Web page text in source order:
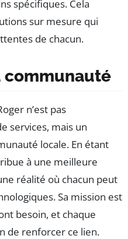
spécifiques. Cela
sur mesure qui
de chacun.
communauté
n’est pas
services, mais un
locale. En étant
à une meilleure
réalité où chacun peut
Sa mission est
besoin, et chaque
de renforcer ce lien.